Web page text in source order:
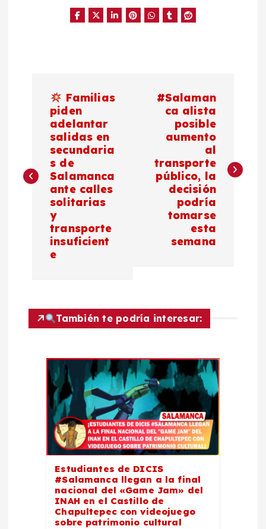
e
Familias
piden
adelantar
salidas en
secundaria
s de
Salamanca
ante calles
solitarias
y
transporte
insuficient
e
#Salaman
ca alista
posible
aumento
al
transporte
público, la
decisión
podría
tomarse
esta
semana
También te podría interesar:
Estudiantes de DICIS
#Salamanca llegan a la final
nacional del «Game Jam» del
INAH en el Castillo de
Chapultepec con videojuego
sobre patrimonio cultural